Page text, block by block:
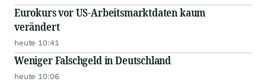
Eurokurs vor US-Arbeitsmarktdaten kaum
verändert
heute 10:41
Weniger Falschgeld in Deutschland
heute 10:06